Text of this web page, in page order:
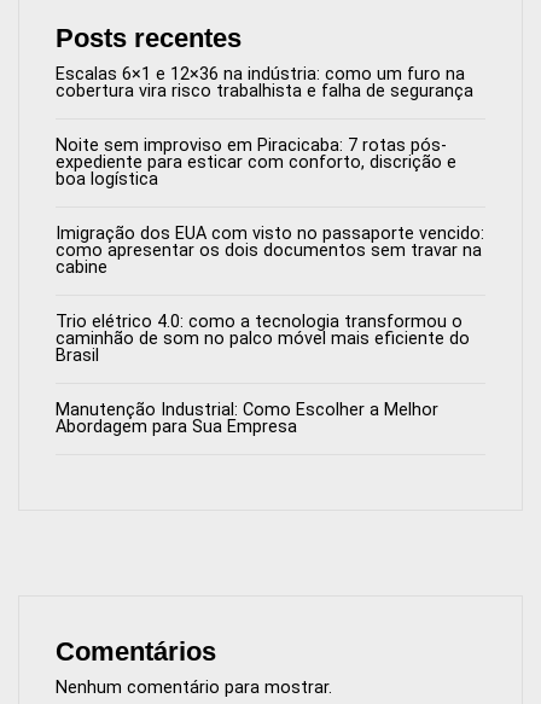
Posts recentes
Escalas 6×1 e 12×36 na indústria: como um furo na
cobertura vira risco trabalhista e falha de segurança
Noite sem improviso em Piracicaba: 7 rotas pós-
expediente para esticar com conforto, discrição e
boa logística
Imigração dos EUA com visto no passaporte vencido:
como apresentar os dois documentos sem travar na
cabine
Trio elétrico 4.0: como a tecnologia transformou o
caminhão de som no palco móvel mais eficiente do
Brasil
Manutenção Industrial: Como Escolher a Melhor
Abordagem para Sua Empresa
Comentários
Nenhum comentário para mostrar.